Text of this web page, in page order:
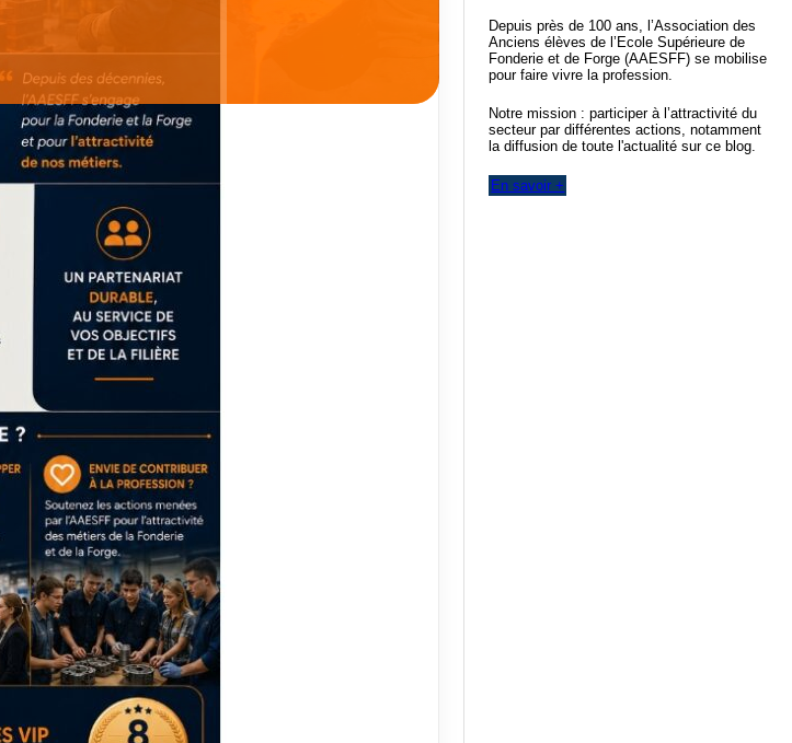
Depuis près de 100 ans, l’Association des
Anciens élèves de l’Ecole Supérieure de
Fonderie et de Forge (AAESFF) se mobilise
pour faire vivre la profession.
Notre mission : participer à l’attractivité du
secteur par différentes actions, notamment
la diffusion de toute l'actualité sur ce blog.
En savoir +